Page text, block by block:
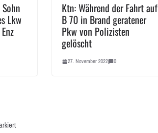
Lkw
Ktn: Während der Fahrt auf
B 70 in Brand geratener
Pkw von Polizisten
gelöscht
27. November 2022 0